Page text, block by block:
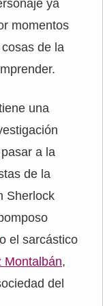
ya
momentos
de la
una
a la
de la
Sherlock
o el sarcástico
Montalbán,
del